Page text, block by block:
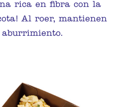
rica en fibra con la
Al roer, mantienen